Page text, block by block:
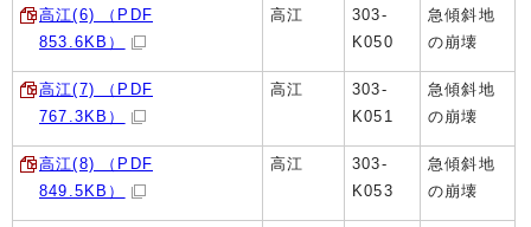
高江(6) （PDF
853.6KB）
高江
303-
K050
急傾斜地
の崩壊
高江(7) （PDF
767.3KB）
高江
303-
K051
急傾斜地
の崩壊
高江(8) （PDF
849.5KB）
高江
303-
K053
急傾斜地
の崩壊